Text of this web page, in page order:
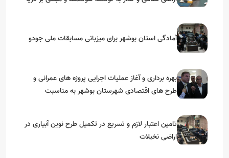
آمادگی استان بوشهر برای میزبانی مسابقات ملی جودو
بهره برداری و آغاز عملیات اجرایی پروژه های عمرانی و
طرح های اقتصادی شهرستان بوشهر به مناسبت
تامین اعتبار لازم و تسریع در تکمیل طرح نوین آبیاری در
اراضی نخیلات